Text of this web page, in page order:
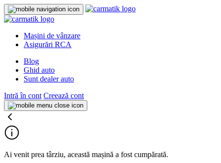
Mașini de vânzare
Asigurări RCA
Blog
Ghid auto
Sunt dealer auto
Intră în cont Creează cont
Ai venit prea târziu, această mașină a fost cumpărată.